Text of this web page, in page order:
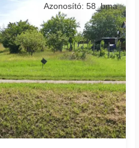
Azonosító: 58_bma